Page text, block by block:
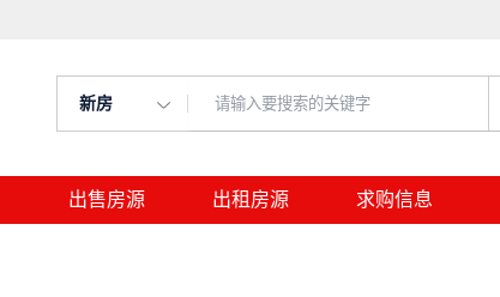
新房
出售房源 出租房源 求购信息